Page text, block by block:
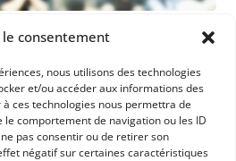
le consentement
nous utilisons des technologies
et/ou accéder aux informations des
ces technologies nous permettra de
comportement de navigation ou les ID
pas consentir ou de retirer son
négatif sur certaines caractéristiques